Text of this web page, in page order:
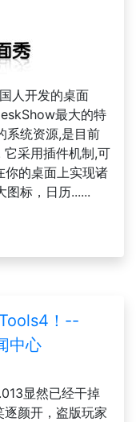
人开发的桌面
最大的特
系统资源,是目前
采用插件机制,可
的桌面上实现诸
图标，日历......
！--
中心
显然已经干掉
颜开，盗版玩家